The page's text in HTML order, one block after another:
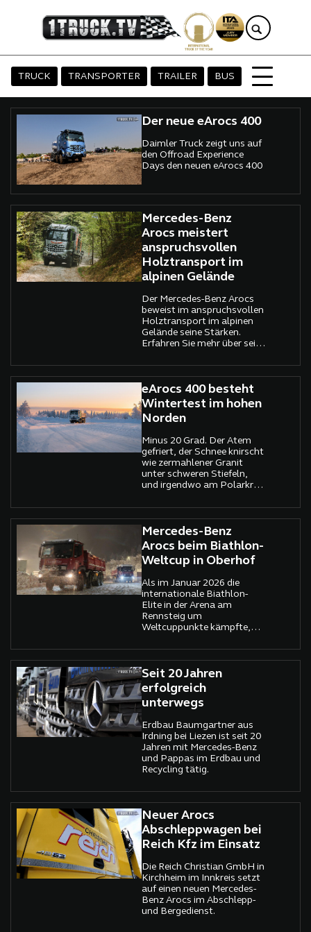
TRUCK TRANSPORTER TRAILER BUS
Der neue eArocs 400
Daimler Truck zeigt uns auf
den Offroad Experience
Days den neuen eArocs 400
Mercedes-Benz
Arocs meistert
anspruchsvollen
Holztransport im
alpinen Gelände
Der Mercedes-Benz Arocs
beweist im anspruchsvollen
Holztransport im alpinen
Gelände seine Stärken.
Erfahren Sie mehr über seine
Geländetauglichkeit.
eArocs 400 besteht
Wintertest im hohen
Norden
Minus 20 Grad. Der Atem
gefriert, der Schnee knirscht
wie zermahlener Granit
unter schweren Stiefeln,
und irgendwo am Polarkreis
soll, dass Elektrifizierung
kein Schönwetterprojekt ist.
Der neue Mercedes-Benz
eArocs 400 hat sich genau
dort prüfen lassen, wo
Ausreden erfrieren.
Mercedes-Benz
Arocs beim Biathlon-
Weltcup in Oberhof
Als im Januar 2026 die
internationale Biathlon-
Elite in der Arena am
Rennsteig um
Weltcuppunkte kämpfte,
Öffentlichkeit auf
Schießstand, Loipe und
Ergebnislisten. Abseits der
Kameras jedoch lief ein
präzise getakteter Betrieb,
ohne den eine Veranstaltung
kaum durchführbar wäre.
Mittendrin: schwere
Nutzfahrzeuge von
Mercedes-Benz, die dafür
sorgten, dass Sport,
auch unter winterlichen
Bedingungen reibungslos
ineinandergreifen konnten.
Seit 20 Jahren
erfolgreich
unterwegs
Erdbau Baumgartner aus
Irdning bei Liezen ist seit 20
Jahren mit Mercedes-Benz
und Pappas im Erdbau und
Recycling tätig.
Neuer Arocs
Abschleppwagen bei
Reich Kfz im Einsatz
Die Reich Christian GmbH in
Kirchheim im Innkreis setzt
auf einen neuen Mercedes-
Benz Arocs im Abschlepp-
und Bergedienst.